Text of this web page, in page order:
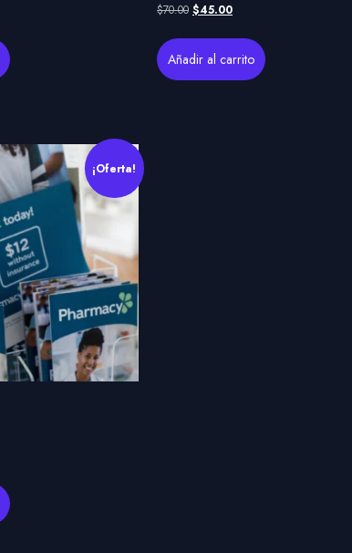
$70.00 $45.00
Añadir al carrito
¡Oferta!